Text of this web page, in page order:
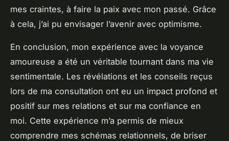
mes craintes, à faire la paix avec mon passé. Grâce
à cela, j’ai pu envisager l’avenir avec optimisme.
En conclusion, mon expérience avec la voyance
amoureuse a été un véritable tournant dans ma vie
sentimentale. Les révélations et les conseils reçus
lors de ma consultation ont eu un impact profond et
positif sur mes relations et sur ma confiance en
moi. Cette expérience m’a permis de mieux
comprendre mes schémas relationnels, de briser